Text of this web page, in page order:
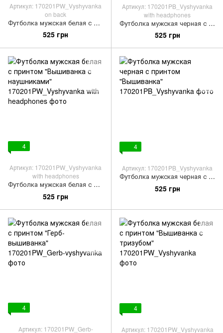
Артикул: 170201PW_Vyshyvanka
on back
Футболка мужская белая с принтом "Вышиванка на спине"
525 грн
Артикул: 170201PB_Vyshyvanka
with headphones
Футболка мужская черная с принтом "Вышиванка с наушниками"
525 грн
4
Артикул: 170201PW_Vyshyvanka
with headphones
Футболка мужская белая с принтом "Вышиванка с наушниками"
525 грн
4
Артикул: 170201PB_Vyshyvanka
Футболка мужская черная с принтом "Вышиванка"
525 грн
4
Артикул: 170201PW_Gerb-
4
Артикул: 170201PW_Vyshyvanka